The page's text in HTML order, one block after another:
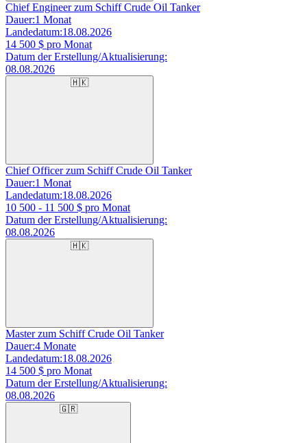
Chief Engineer zum Schiff Crude Oil Tanker
Dauer:1 Monat
Landedatum:18.08.2026
14 500 $ pro Monat
Datum der Erstellung/Aktualisierung:
08.08.2026
🇭🇰
Chief Officer zum Schiff Crude Oil Tanker
Dauer:1 Monat
Landedatum:18.08.2026
10 500 - 11 500 $ pro Monat
Datum der Erstellung/Aktualisierung:
08.08.2026
🇭🇰
Master zum Schiff Crude Oil Tanker
Dauer:4 Monate
Landedatum:18.08.2026
14 500 $ pro Monat
Datum der Erstellung/Aktualisierung:
08.08.2026
🇬🇷